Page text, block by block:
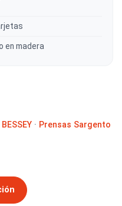
en madera
· Prensas Sargento